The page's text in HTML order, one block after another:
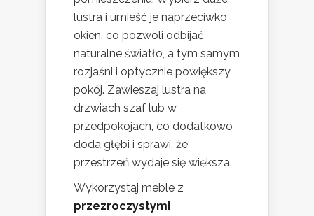
lustra i umieść je naprzeciwko
okien, co pozwoli odbijać
naturalne światło, a tym samym
rozjaśni i optycznie powiększy
pokój. Zawieszaj lustra na
drzwiach szaf lub w
przedpokojach, co dodatkowo
doda głębi i sprawi, że
przestrzeń wydaje się większa.
Wykorzystaj meble z
przezroczystymi